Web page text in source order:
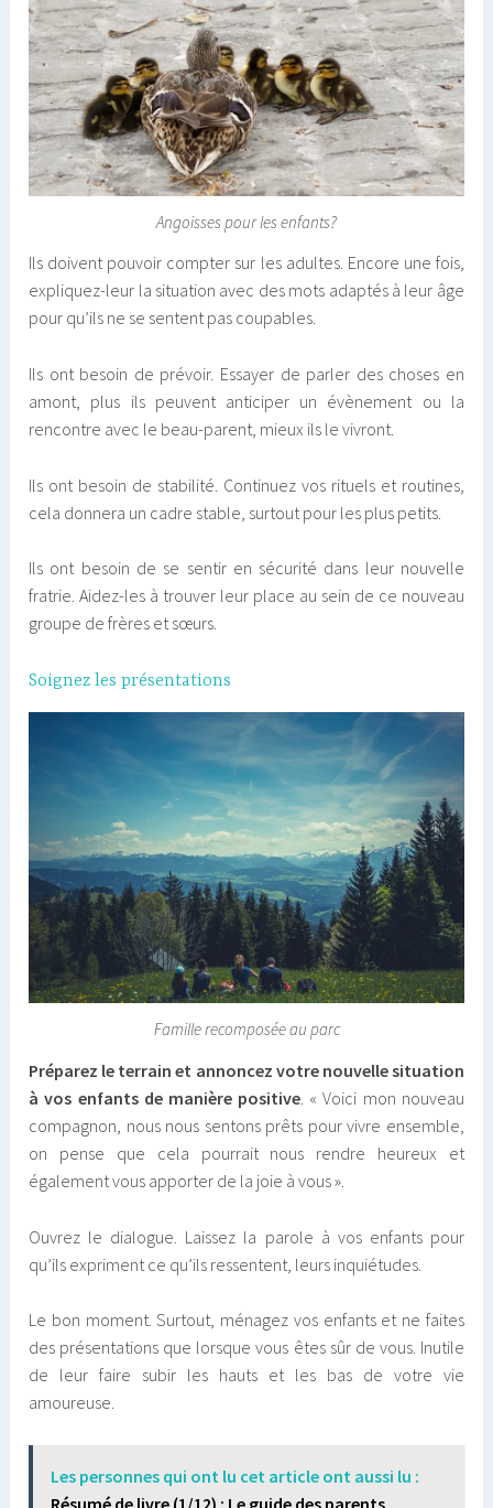
Angoisses pour les enfants?
Ils doivent pouvoir compter sur les adultes. Encore une fois,
expliquez-leur la situation avec des mots adaptés à leur âge
pour qu’ils ne se sentent pas coupables.
Ils ont besoin de prévoir. Essayer de parler des choses en
amont, plus ils peuvent anticiper un évènement ou la
rencontre avec le beau-parent, mieux ils le vivront.
Ils ont besoin de stabilité. Continuez vos rituels et routines,
cela donnera un cadre stable, surtout pour les plus petits.
Ils ont besoin de se sentir en sécurité dans leur nouvelle
fratrie. Aidez-les à trouver leur place au sein de ce nouveau
groupe de frères et sœurs.
Soignez les présentations
Famille recomposée au parc
Préparez le terrain et annoncez votre nouvelle situation
à vos enfants de manière positive . « Voici mon nouveau
compagnon, nous nous sentons prêts pour vivre ensemble,
on pense que cela pourrait nous rendre heureux et
également vous apporter de la joie à vous ».
Ouvrez le dialogue. Laissez la parole à vos enfants pour
qu’ils expriment ce qu’ils ressentent, leurs inquiétudes.
Le bon moment. Surtout, ménagez vos enfants et ne faites
des présentations que lorsque vous êtes sûr de vous. Inutile
de leur faire subir les hauts et les bas de votre vie
amoureuse.
Les personnes qui ont lu cet article ont aussi lu :
Résumé de livre (1/12) : Le guide des parents